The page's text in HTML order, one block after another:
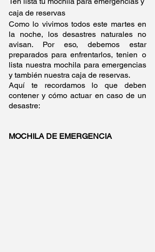
caja de reservas
Como lo vivimos todos este martes en
la noche, los desastres naturales no
avisan. Por eso, debemos estar
preparados para enfrentarlos, tenien o
lista nuestra mochila para emergencias
y también nuestra caja de reservas.
Aquí te recordamos lo que deben
contener y cómo actuar en caso de un
desastre:
MOCHILA DE EMERGENCIA